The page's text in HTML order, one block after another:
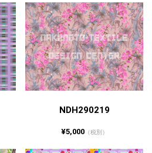
NDH290219
¥5,000（税別）